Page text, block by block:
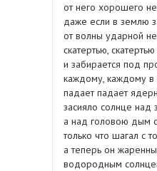
от него хорошего
даже если в землю
от волны ударной не
скатертью,
и забирается под
каждому, каждому в
падает падает
засияло солнце над
а над головою дым
только что шагал с
а теперь он
водородным